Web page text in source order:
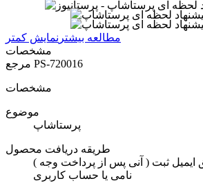
مطالعه بیشتر نمایش کمتر
مشخصات
PS-720016
مشخصات
موضوع
پرستاشاپ
طریقه دریافت محصول
( آنی پس از پرداخت وجه ) قابل دانلود از طریق ایمیل ثبت
نامی یا حساب کاربری